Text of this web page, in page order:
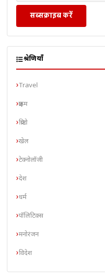
सब्सक्राइब करें
श्रेणियाँ
Travel
क्राइम
क्रिप्टो
खेल
टेक्नोलॉजी
देश
धर्म
पॉलिटिक्स
मनोरंजन
विदेश